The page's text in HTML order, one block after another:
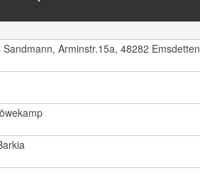
Sandmann, Arminstr.15a, 48282 Emsdetten